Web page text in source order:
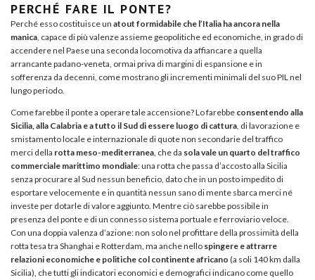
PERCHÉ FARE IL PONTE?
Perché esso costituisce un atout formidabile che l’Italia ha ancora nella
manica, capace di più valenze assieme geopolitiche ed economiche, in grado di
accendere nel Paese una seconda locomotiva da affiancare a quella
arrancante padano-veneta, ormai priva di margini di espansione e in
sofferenza da decenni, come mostrano gli incrementi minimali del suo PIL nel
lungo periodo.
Come farebbe il ponte a operare tale accensione? Lo farebbe consentendo alla
Sicilia, alla Calabria e a tutto il Sud di essere luogo di cattura, di lavorazione e
smistamento locale e internazionale di quote non secondarie del traffico
merci della rotta meso-mediterranea, che da sola vale un quarto del traffico
commerciale marittimo mondiale: una rotta che passa d’accosto alla Sicilia
senza procurare al Sud nessun beneficio, dato che in un posto impedito di
esportare velocemente e in quantità nessun sano di mente sbarca merci né
investe per dotarle di valore aggiunto. Mentre ciò sarebbe possibile in
presenza del ponte e di un connesso sistema portuale e ferroviario veloce.
Con una doppia valenza d’azione: non solo nel profittare della prossimità della
rotta tesa tra Shanghai e Rotterdam, ma anche nello spingere e attrarre
relazioni economiche e politiche col continente africano (a soli 140 km dalla
Sicilia), che tutti gli indicatori economici e demografici indicano come quello